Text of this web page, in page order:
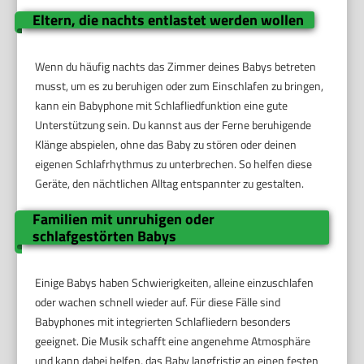
Eltern, die nachts entlastet werden wollen
Wenn du häufig nachts das Zimmer deines Babys betreten
musst, um es zu beruhigen oder zum Einschlafen zu bringen,
kann ein Babyphone mit Schlafliedfunktion eine gute
Unterstützung sein. Du kannst aus der Ferne beruhigende
Klänge abspielen, ohne das Baby zu stören oder deinen
eigenen Schlafrhythmus zu unterbrechen. So helfen diese
Geräte, den nächtlichen Alltag entspannter zu gestalten.
Familien mit unruhigen oder
schlafgestörten Babys
Einige Babys haben Schwierigkeiten, alleine einzuschlafen
oder wachen schnell wieder auf. Für diese Fälle sind
Babyphones mit integrierten Schlafliedern besonders
geeignet. Die Musik schafft eine angenehme Atmosphäre